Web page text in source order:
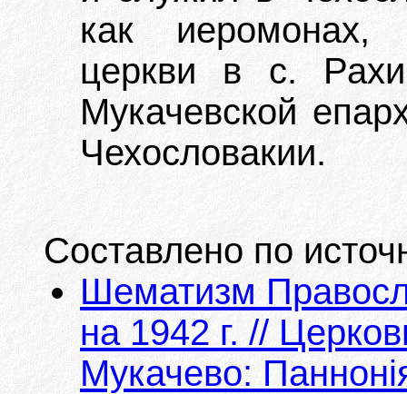
как иеромонах,
церкви в с.
Мукачевской
Чехословакии.
Составлено по
Шематизм
на 1942 г. //
Мукачево: